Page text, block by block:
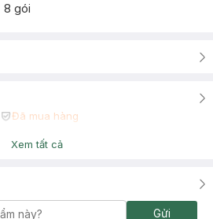
8 gói
Đã mua hàng
Xem tất cả
Gửi